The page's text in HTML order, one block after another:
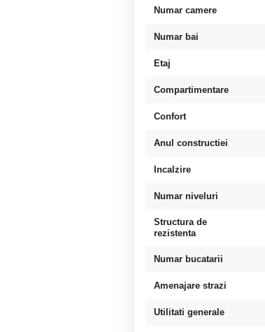
Numar camere
Numar bai
Etaj
Compartimentare
Confort
Anul constructiei
Incalzire
Numar niveluri
Structura de
rezistenta
Numar bucatarii
Amenajare strazi
Utilitati generale